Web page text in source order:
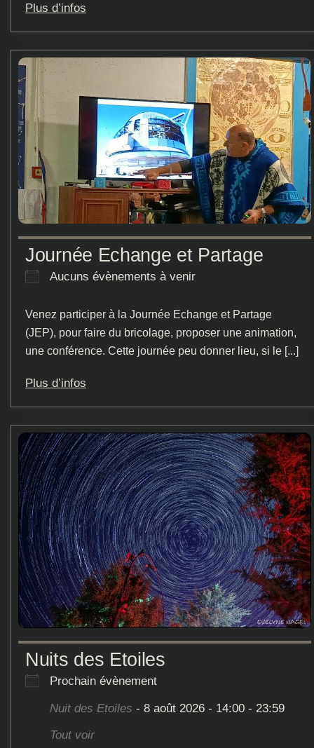
Plus d’infos
Journée Echange et Partage
Aucuns évènements à venir
Venez participer à la Journée Echange et Partage
(JEP), pour faire du bricolage, proposer une animation,
une conférence. Cette journée peu donner lieu, si le [...]
Plus d’infos
Nuits des Etoiles
Prochain évènement
Nuit des Etoiles - 8 août 2026 - 14:00 - 23:59
Tout voir